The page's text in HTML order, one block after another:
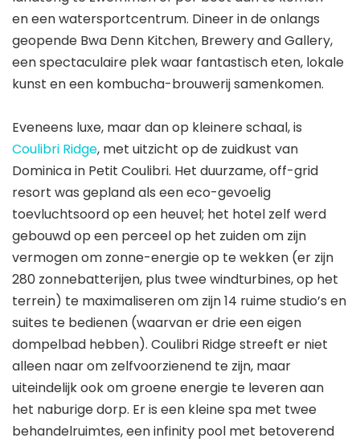
en een watersportcentrum. Dineer in de onlangs
geopende Bwa Denn Kitchen, Brewery and Gallery,
een spectaculaire plek waar fantastisch eten, lokale
kunst en een kombucha-brouwerij samenkomen.
Eveneens luxe, maar dan op kleinere schaal, is
Coulibri Ridge, met uitzicht op de zuidkust van
Dominica in Petit Coulibri. Het duurzame, off-grid
resort was gepland als een eco-gevoelig
toevluchtsoord op een heuvel; het hotel zelf werd
gebouwd op een perceel op het zuiden om zijn
vermogen om zonne-energie op te wekken (er zijn
280 zonnebatterijen, plus twee windturbines, op het
terrein) te maximaliseren om zijn 14 ruime studio’s en
suites te bedienen (waarvan er drie een eigen
dompelbad hebben). Coulibri Ridge streeft er niet
alleen naar om zelfvoorzienend te zijn, maar
uiteindelijk ook om groene energie te leveren aan
het naburige dorp. Er is een kleine spa met twee
behandelruimtes, een infinity pool met betoverend